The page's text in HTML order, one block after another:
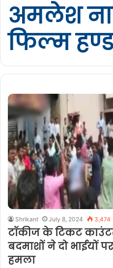
अमलेश
फिल्म
Shrikant July 8, 2024 3,474
टॉकीज के टिकट
बदमाशों ने दो भाईयों
हमला